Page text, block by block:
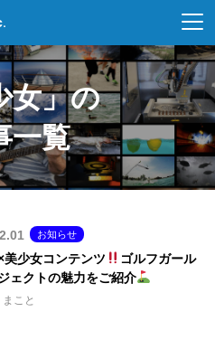
女」の
一覧
お知らせ
美少女コンテンツ
ゴルフガール
ェクトの魅力をご紹介
こと